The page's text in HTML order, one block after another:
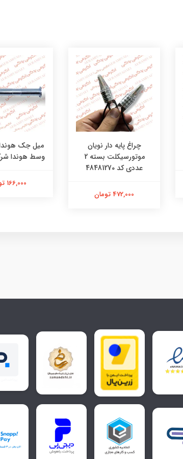
چراغ پایه دار نویان
موتورسیکلت بسته 2
عددی کد 48481270
472,000 تومان
میل جک
وسط هوندا
166,000 تومان